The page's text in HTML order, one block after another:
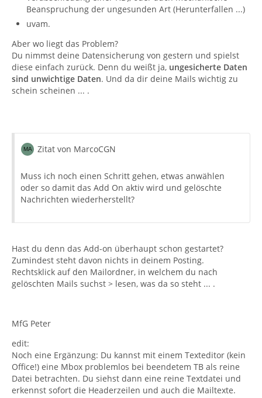
Beanspruchung der ungesunden Art (Herunterfallen ...)
uvam.
Aber wo liegt das Problem?
Du nimmst deine Datensicherung von gestern und spielst
diese einfach zurück. Denn du weißt ja, ungesicherte Daten
sind unwichtige Daten. Und da dir deine Mails wichtig zu
schein scheinen ... .
Zitat von MarcoCGN
Muss ich noch einen Schritt gehen, etwas anwählen
oder so damit das Add On aktiv wird und gelöschte
Nachrichten wiederherstellt?
Hast du denn das Add-on überhaupt schon gestartet?
Zumindest steht davon nichts in deinem Posting.
Rechtsklick auf den Mailordner, in welchem du nach
gelöschten Mails suchst > lesen, was da so steht ... .
MfG Peter
edit:
Noch eine Ergänzung: Du kannst mit einem Texteditor (kein
Office!) eine Mbox problemlos bei beendetem TB als reine
Datei betrachten. Du siehst dann eine reine Textdatei und
erkennst sofort die Headerzeilen und auch die Mailtexte.